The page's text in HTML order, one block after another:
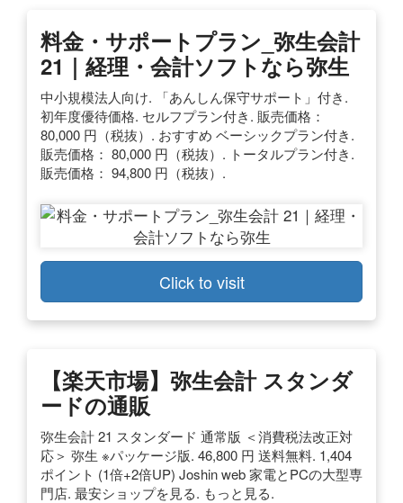
料金・サポートプラン_弥生会計
21｜経理・会計ソフトなら弥生
中小規模法人向け. 「あんしん保守サポート」付き.
初年度優待価格. セルフプラン付き. 販売価格：
80,000 円（税抜）. おすすめ ベーシックプラン付き.
販売価格： 80,000 円（税抜）. トータルプラン付き.
販売価格： 94,800 円（税抜）.
Click to visit
【楽天市場】弥生会計 スタンダ
ードの通販
弥生会計 21 スタンダード 通常版 ＜消費税法改正対
応＞ 弥生 ※パッケージ版. 46,800 円 送料無料. 1,404
ポイント (1倍+2倍UP) Joshin web 家電とPCの大型専
門店. 最安ショップを見る. もっと見る.